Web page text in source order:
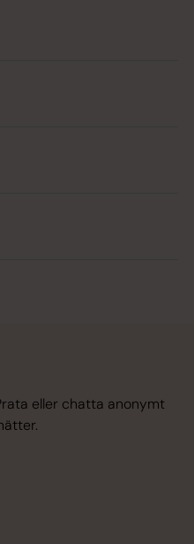
eller chatta anonymt